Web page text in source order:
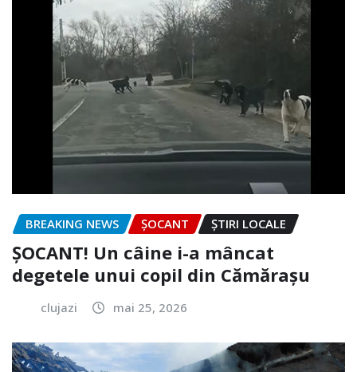
BREAKING NEWS ȘOCANT ȘTIRI LOCALE
ȘOCANT! Un câine i-a mâncat
degetele unui copil din Cămărașu
clujazi mai 25, 2026